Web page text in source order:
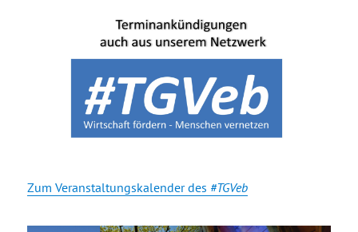
Zum Veranstaltungskalender des #TGVeb